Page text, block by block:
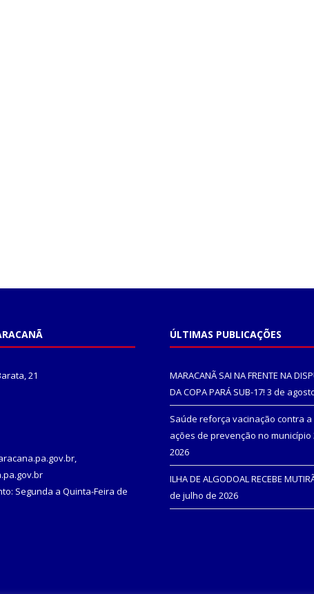
21
Segunda a Quinta-Feira de
ÚLTIMAS PUBLICAÇÕES
MARACANÃ SAI NA FRENTE NA
DA COPA PARÁ SUB-17! 3 de
Saúde reforça vacinação contra
ações de prevenção no município
2026
ILHA DE ALGODOAL RECEBE
de julho de 2026